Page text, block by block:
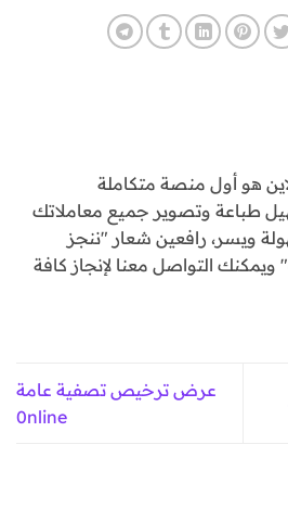
هو أول منصة متكاملة
طباعة وتصوير جميع معاملاتك
ويسر، رافعين شعار "ننجز
ويمكنك التواصل معنا لإنجاز كافة
عرض ترخيص تصفية عامة
0nline